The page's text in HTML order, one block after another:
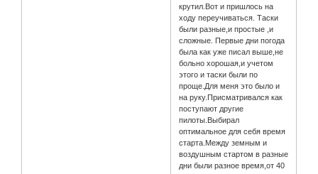
крутил.Вот и пришлось на
ходу переучиваться. Таски
были разные,и простые ,и
сложные. Первые дни погода
была как уже писал выше,не
больно хорошая,и учетом
этого и таски были по
проще.Для меня это было и
на руку.Присматривался как
поступают другие
пилоты.Выбирал
оптимальное для себя время
старта.Между земным и
воздушным стартом в разные
дни были разное время,от 40